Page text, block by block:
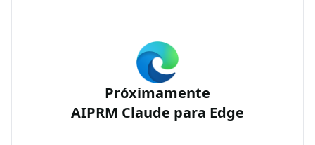
Próximamente
AIPRM Claude para Edge